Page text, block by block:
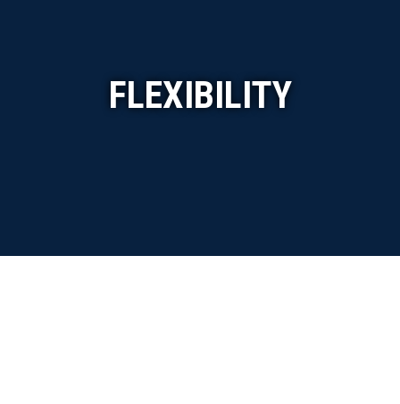
FLEXIBILITY